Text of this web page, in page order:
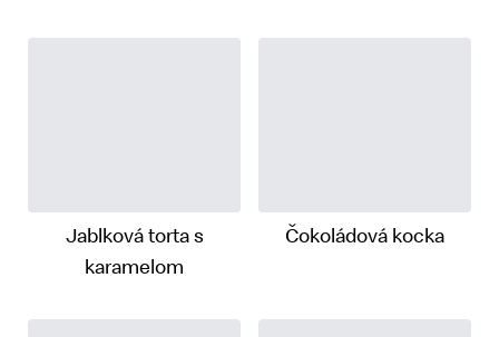
Jablková torta s
karamelom
Čokoládová kocka